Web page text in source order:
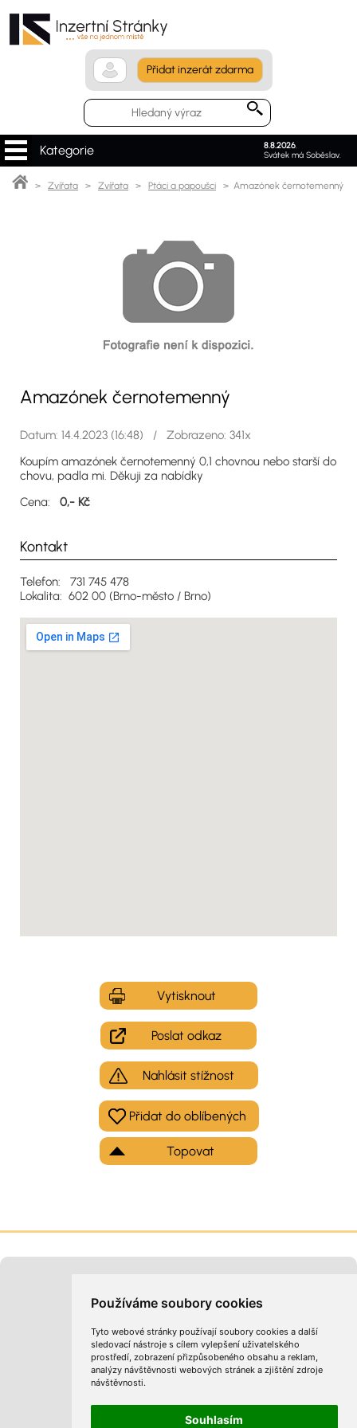
Používáme soubory cookies
Tyto webové stránky používají soubory cookies a další
sledovací nástroje s cílem vylepšení uživatelského
prostředí, zobrazení přizpůsobeného obsahu a reklam,
analýzy návštěvnosti webových stránek a zjištění zdroje
návštěvnosti.
Souhlasím
Přidat inzerát zdarma
8.8.2026.
Svátek má Soběslav.
Kategorie
> Zvířata > Zvířata > Ptáci a papoušci > Amazónek černotemenný
Amazónek černotemenný
Datum: 14.4.2023 (16:48) / Zobrazeno: 341x
Koupím amazónek černotemenný 0,1 chovnou nebo starší do
chovu, padla mi. Děkuji za nabídky
Cena: 0,- Kč
Kontakt
Telefon: 731 745 478
Lokalita: 602 00 (Brno-město / Brno)
Vytisknout
Poslat odkaz
Nahlásit stížnost
Topovat
Kontakt na provozovatele
Obchodní podmínky
Zpracování osobních údajů
Cookies